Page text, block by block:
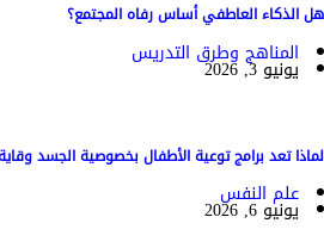
هل الذكاء العاطفي أساس رفاه المجتمع؟
المناهج وطرق التدريس
يونيو 3, 2026
لماذا تعد برامج توعية الأطفال بخصوصية الجسد
علم النفس
يونيو 6, 2026